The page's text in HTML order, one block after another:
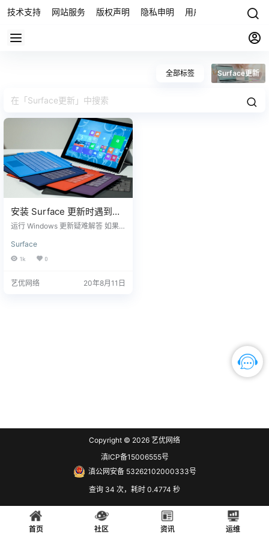
技术支持 网站服务 版权声明 隐私申明 用户协议 联系我们
全部标签 Surface更新
安装 Surface 更新时遇到问
题？
运行 Windows 更新疑难解答 如果
运行Windows 更新自动疑难解答，
这可以解决一些常见的更新问题。
更新时看到 Windows 更新错误 800
Surface
1k 0
艺优网络 20年8月11日
Copyright © 2026 艺优网络
滇ICP备15006555号
滇公网安备 53262102000333号
查询 34 次，耗时 0.4774 秒
首页 社区 资讯 运维